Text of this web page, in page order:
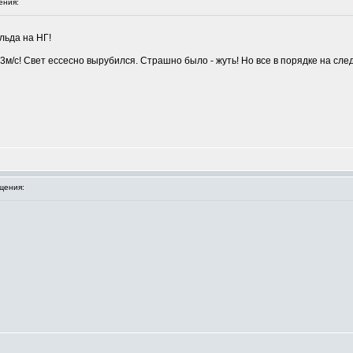
на НГ!
с! Свет ессесно вырубился. Страшно было - жуть! Но все в порядке на